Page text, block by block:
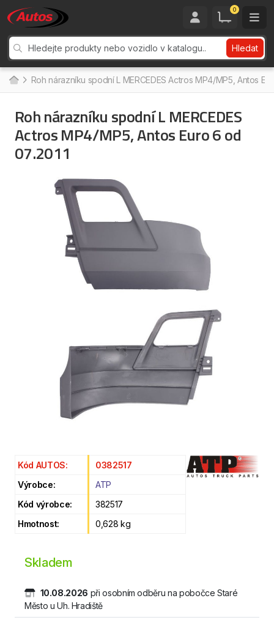
0
Hledat
Roh nárazníku spodní L MERCEDES Actros MP4/MP5, Antos
Roh nárazníku spodní L MERCEDES
Actros MP4/MP5, Antos Euro 6 od
07.2011
Kód AUTOS:
0382517
Výrobce:
ATP
Kód výrobce:
382517
Hmotnost:
0,628 kg
Skladem
10.08.2026 při osobním odběru na pobočce Staré
Město u Uh. Hradiště